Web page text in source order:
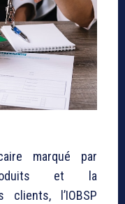
marqué par
et la
clients, l’IOBSP